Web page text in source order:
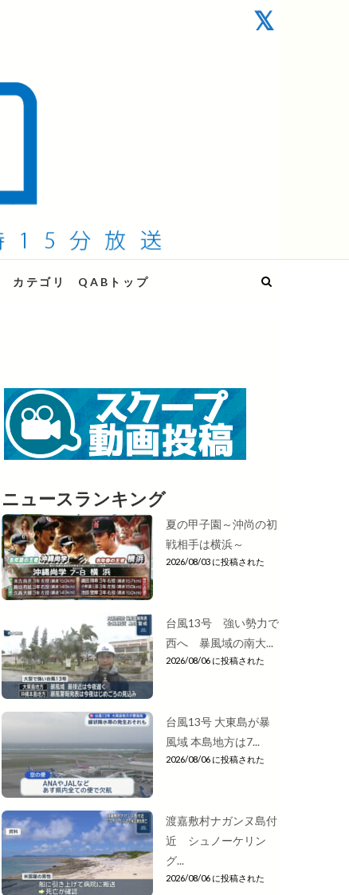
カテゴリ QABトップ
ニュースランキング
夏の甲子園～沖尚の初
戦相手は横浜～
2026/08/03 に投稿された
台風13号 強い勢力で
西へ 暴風域の南大...
2026/08/06 に投稿された
台風13号 大東島が暴
風域 本島地方は7...
2026/08/06 に投稿された
渡嘉敷村ナガンヌ島付
近 シュノーケリン
グ...
2026/08/06 に投稿された